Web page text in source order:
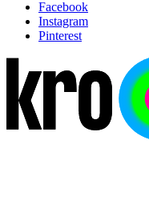
Facebook
Instagram
Pinterest